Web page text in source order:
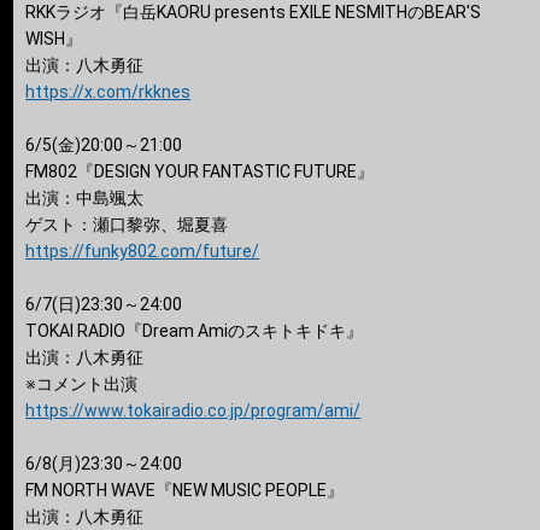
RKKラジオ『白岳KAORU presents EXILE NESMITHのBEAR'S
WISH』
出演：八木勇征
https://x.com/rkknes
6/5(金)20:00～21:00
FM802『DESIGN YOUR FANTASTIC FUTURE』
出演：中島颯太
ゲスト：瀬口黎弥、堀夏喜
https://funky802.com/future/
6/7(日)23:30～24:00
TOKAI RADIO『Dream Amiのスキトキドキ』
出演：八木勇征
※コメント出演
https://www.tokairadio.co.jp/program/ami/
6/8(月)23:30～24:00
FM NORTH WAVE『NEW MUSIC PEOPLE』
出演：八木勇征